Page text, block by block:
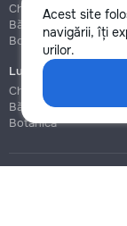
Acest site
navigării, îți
urilor.
Chișinău
Bălți
Botanica
Lucrări de
Chișinău
Bălți
Botanica